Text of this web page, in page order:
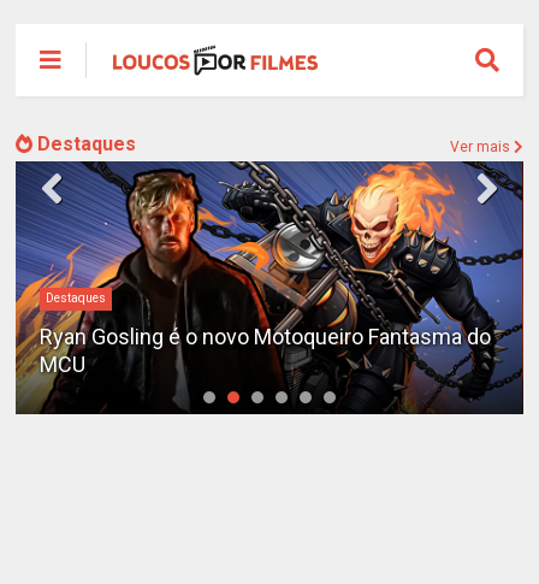
Destaques Ver mais
Gosling é o novo Motoqueiro Fantasma do
#DC
adiada